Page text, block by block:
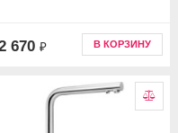
670 ₽ В КОРЗИНУ